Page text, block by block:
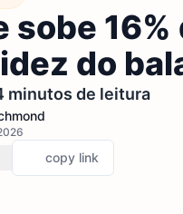
sobe
do
minutos de leitura
copy link